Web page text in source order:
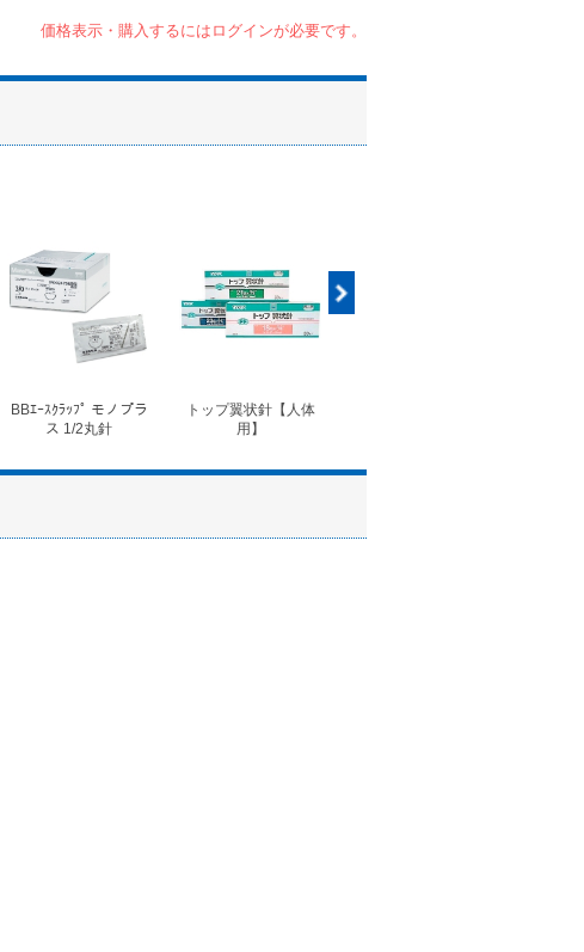
価格表示・購入するにはログインが必要です。
BBｴｰｽｸﾗｯﾌﾟ モノプラ
ス 1/2丸針
トップ翼状針【人体
用】